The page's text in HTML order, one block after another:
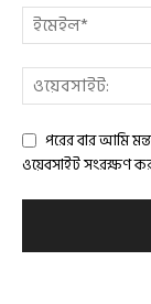
পরের বার আমি
ওয়েবসাইট সংরক্ষণ